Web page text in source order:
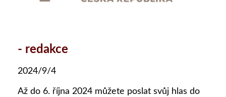
- redakce
2024/9/4
Až do 6. října 2024 můžete poslat svůj hlas do